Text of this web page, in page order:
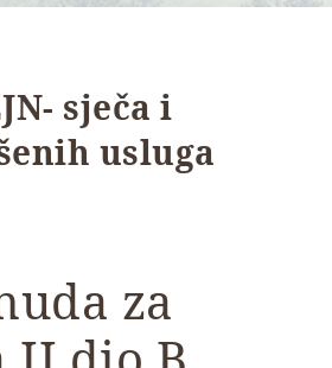
sječa i
usluga
za